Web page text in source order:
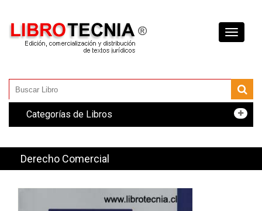
Toggle
Categorías de Libros
Derecho Comercial